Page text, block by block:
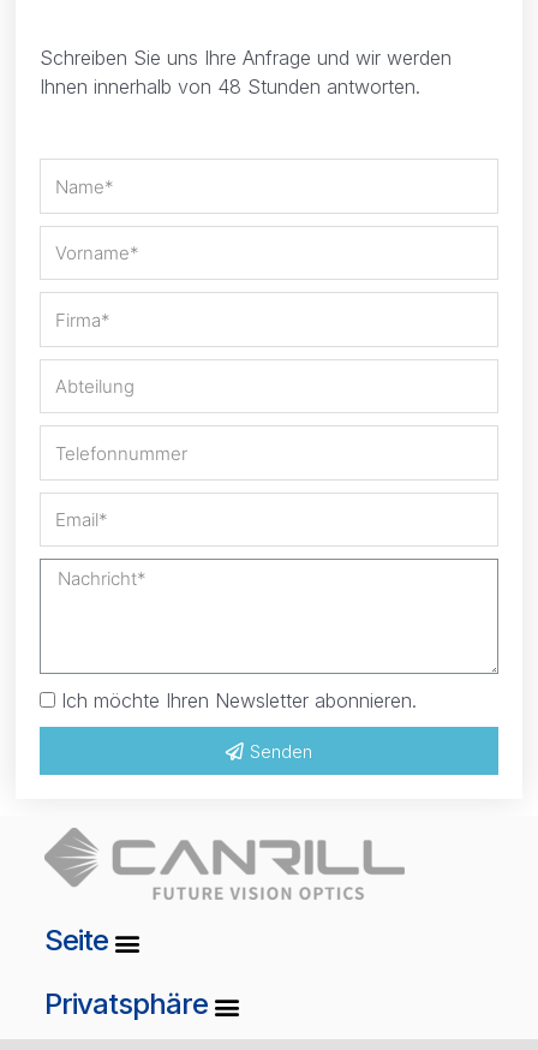
Schreiben Sie uns Ihre Anfrage und wir werden
Ihnen innerhalb von 48 Stunden antworten.
Ich möchte Ihren Newsletter abonnieren.
Senden
Seite
Privatsphäre